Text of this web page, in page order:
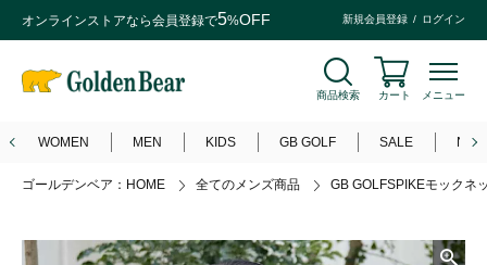
オンラインストアなら会員登録で5%OFF 新規会員登録 ログイン
商品検索 カート メニュー
WOMEN MEN KIDS GB GOLF SALE
ゴールデンベア：HOME 全てのメンズ商品 GB GOLFSPIKEモックネ